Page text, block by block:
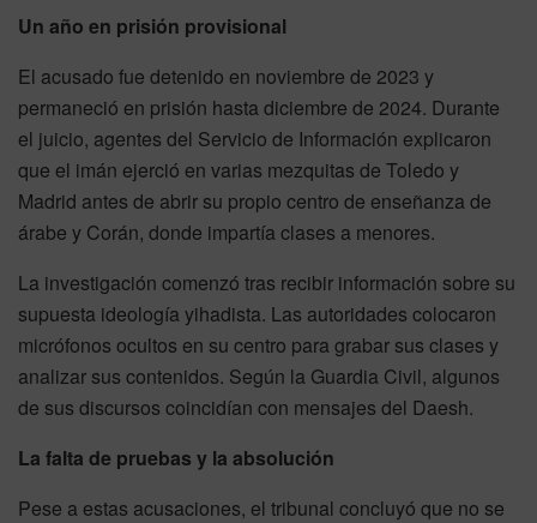
Un año en prisión provisional
El acusado fue detenido en noviembre de 2023 y
permaneció en prisión hasta diciembre de 2024. Durante
el juicio, agentes del Servicio de Información explicaron
que el imán ejerció en varias mezquitas de Toledo y
Madrid antes de abrir su propio centro de enseñanza de
árabe y Corán, donde impartía clases a menores.
La investigación comenzó tras recibir información sobre su
supuesta ideología yihadista. Las autoridades colocaron
micrófonos ocultos en su centro para grabar sus clases y
analizar sus contenidos. Según la Guardia Civil, algunos
de sus discursos coincidían con mensajes del Daesh.
La falta de pruebas y la absolución
Pese a estas acusaciones, el tribunal concluyó que no se